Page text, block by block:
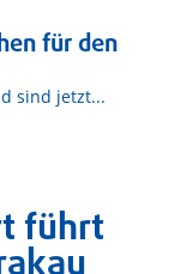
für den
sind jetzt...
führt